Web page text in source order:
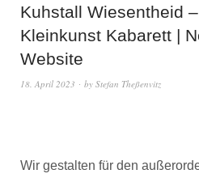
Kuhstall Wiesentheid
Kleinkunst Kabarett |
Website
18. April 2023 by Stefan Theßenvitz
Wir gestalten für den